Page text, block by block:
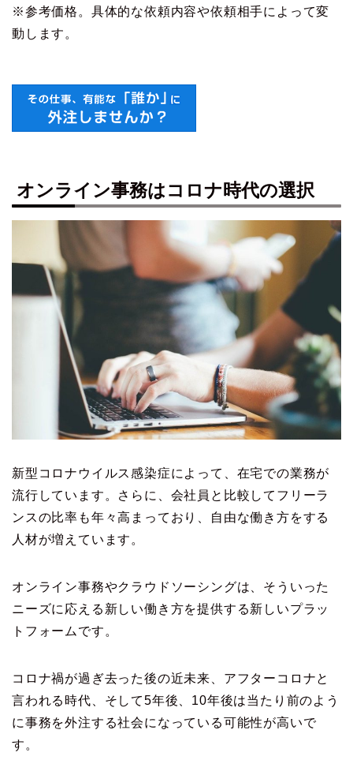
※参考価格。具体的な依頼内容や依頼相手によって変
動します。
オンライン事務はコロナ時代の選択
新型コロナウイルス感染症によって、在宅での業務が
流行しています。さらに、会社員と比較してフリーラ
ンスの比率も年々高まっており、自由な働き方をする
人材が増えています。
オンライン事務やクラウドソーシングは、そういった
ニーズに応える新しい働き方を提供する新しいプラッ
トフォームです。
コロナ禍が過ぎ去った後の近未来、アフターコロナと
言われる時代、そして5年後、10年後は当たり前のよう
に事務を外注する社会になっている可能性が高いで
す。